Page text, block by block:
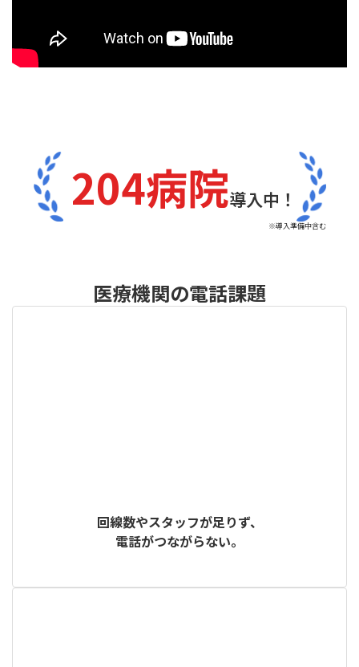
204病院導入中！
※導入準備中含む
医療機関の電話課題
回線数やスタッフが足りず、
電話がつながらない。